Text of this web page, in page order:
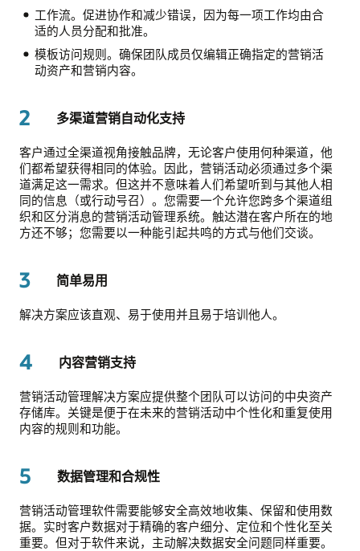
工作流。促进协作和减少错误，因为每一项工作均由合
适的人员分配和批准。
模板访问规则。确保团队成员仅编辑正确指定的营销活
动资产和营销内容。
2 多渠道营销自动化支持
客户通过全渠道视角接触品牌，无论客户使用何种渠道，他
们都希望获得相同的体验。因此，营销活动必须通过多个渠
道满足这一需求。但这并不意味着人们希望听到与其他人相
同的信息（或行动号召）。您需要一个允许您跨多个渠道组
织和区分消息的营销活动管理系统。触达潜在客户所在的地
方还不够；您需要以一种能引起共鸣的方式与他们交谈。
3 简单易用
解决方案应该直观、易于使用并且易于培训他人。
4 内容营销支持
营销活动管理解决方案应提供整个团队可以访问的中央资产
存储库。关键是便于在未来的营销活动中个性化和重复使用
内容的规则和功能。
5 数据管理和合规性
营销活动管理软件需要能够安全高效地收集、保留和使用数
据。实时客户数据对于精确的客户细分、定位和个性化至关
重要。但对于软件来说，主动解决数据安全问题同样重要。